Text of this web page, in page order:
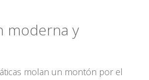
moderna y
molan un montón por el